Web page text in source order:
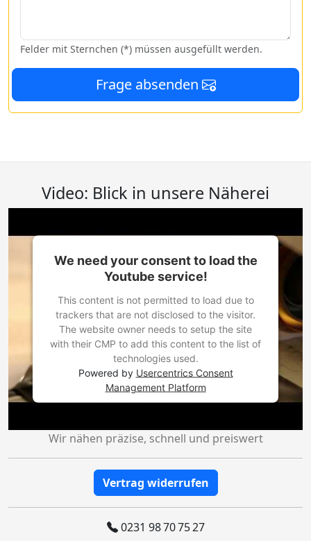
Felder mit Sternchen (*) müssen ausgefüllt werden.
Frage absenden
Video: Blick in unsere Näherei
We need your consent to load the
Youtube service!
This content is not permitted to load due to
trackers that are not disclosed to the visitor.
The website owner needs to setup the site
with their CMP to add this content to the list of
technologies used.
Powered by Usercentrics Consent
Management Platform
Wir nähen präzise, schnell und preiswert
Vertrag widerrufen
0231 98 70 75 27